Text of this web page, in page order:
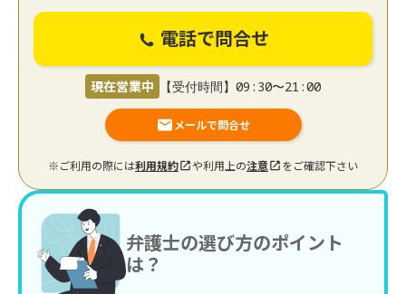
電話で問合せ
現在営業中 【受付時間】09:30〜21:00
メールで問合せ
※ご利用の際には利用規約 や利用上の注意 をご確認下さい
弁護士の選び方のポイント
は？